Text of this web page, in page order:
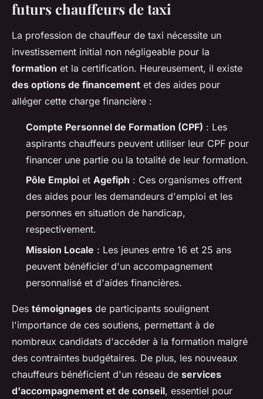
futurs chauffeurs de taxi
La profession de chauffeur de taxi nécessite un
investissement initial non négligeable pour la
formation et la certification. Heureusement, il existe
des options de financement et des aides pour
alléger cette charge financière :
Compte Personnel de Formation (CPF) : Les
aspirants chauffeurs peuvent utiliser leur CPF pour
financer une partie ou la totalité de leur formation.
Pôle Emploi et Agefiph : Ces organismes offrent
des aides pour les demandeurs d'emploi et les
personnes en situation de handicap,
respectivement.
Mission Locale : Les jeunes entre 16 et 25 ans
peuvent bénéficier d'un accompagnement
personnalisé et d'aides financières.
Des témoignages de participants soulignent
l'importance de ces soutiens, permettant à de
nombreux candidats d'accéder à la formation malgré
des contraintes budgétaires. De plus, les nouveaux
chauffeurs bénéficient d'un réseau de services
d'accompagnement et de conseil, essentiel pour